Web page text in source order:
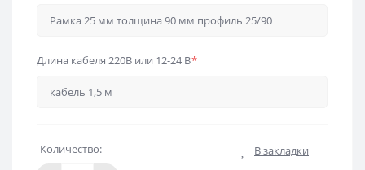
Длина кабеля 220В или 12-24 В*
Количество: В закладки